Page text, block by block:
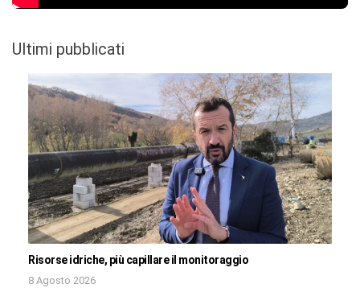
Ultimi pubblicati
Risorse idriche, più capillare il monitoraggio
8 Agosto 2026